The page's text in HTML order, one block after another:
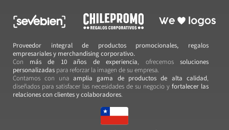
Proveedor integral de productos promocionales, regalos
empresariales y merchandising corporativo.
Con más de 10 años de experiencia, ofrecemos soluciones
personalizadas para reforzar la imagen de su empresa.
Contamos con una amplia gama de productos de alta calidad,
diseñados para satisfacer las necesidades de su negocio y fortalecer las
relaciones con clientes y colaboradores.